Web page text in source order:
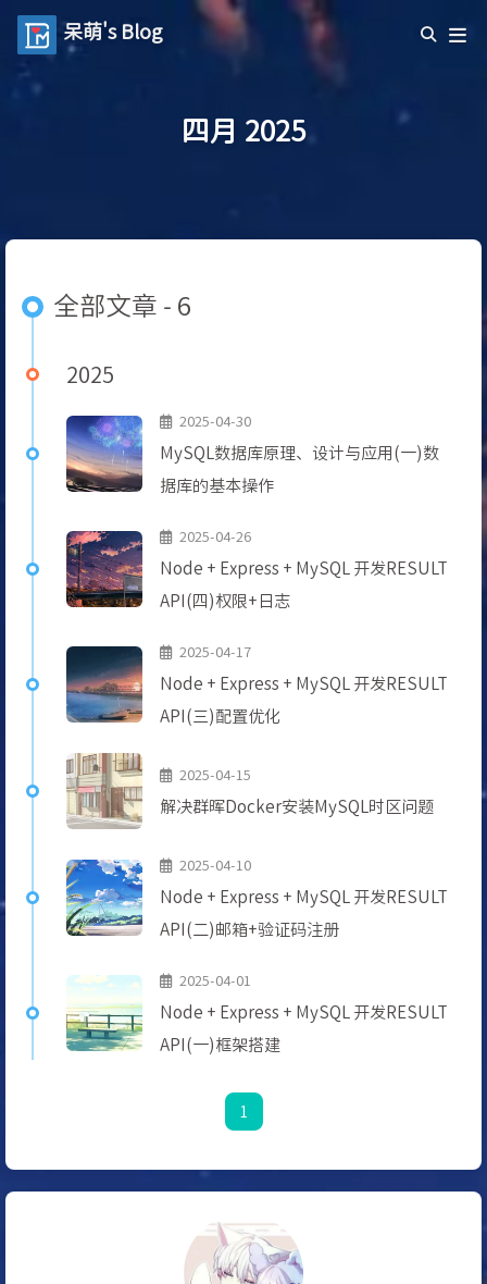
呆萌's Blog
四月 2025
全部文章 - 6
2025
2025-04-30
MySQL数据库原理、设计与应用(一)数
据库的基本操作
2025-04-26
Node + Express + MySQL 开发RESULT
API(四)权限+日志
2025-04-17
Node + Express + MySQL 开发RESULT
API(三)配置优化
2025-04-15
解决群晖Docker安装MySQL时区问题
2025-04-10
Node + Express + MySQL 开发RESULT
API(二)邮箱+验证码注册
2025-04-01
Node + Express + MySQL 开发RESULT
API(一)框架搭建
1